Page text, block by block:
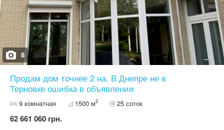
8
Продам дом точнее 2 на. В Днепре не в
Терновке ошибка в объявлении
9 комнатная 1500 м2 25 соток
62 661 060 грн.